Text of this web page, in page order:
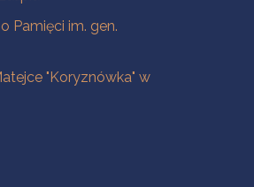
Pamięci im. gen.
"Koryznówka" w